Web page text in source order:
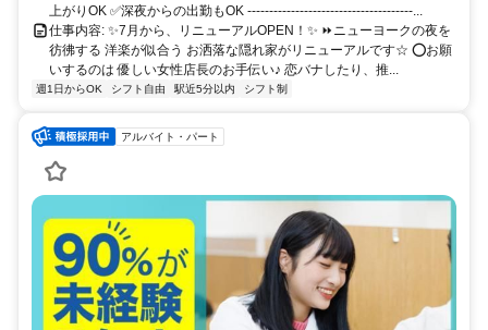
上がりOK ✅深夜からの出勤もOK --------------------------------------...
仕事内容: ✨7月から、リニューアルOPEN！✨ ⏩ニューヨークの夜を
彷彿する 洋楽が似合う お洒落な隠れ家がリニューアルです☆ ⭕お願
いするのは 優しい女性店長のお手伝い♪ 恋バナしたり、推...
週1日からOK シフト自由 駅近5分以内 シフト制
アルバイト・パート